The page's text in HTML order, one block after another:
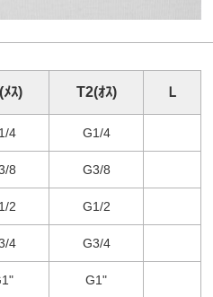
ｽ) T2(ｵｽ) Ｌ
4 G1/4
8 G3/8
2 G1/2
4 G3/4
G1"